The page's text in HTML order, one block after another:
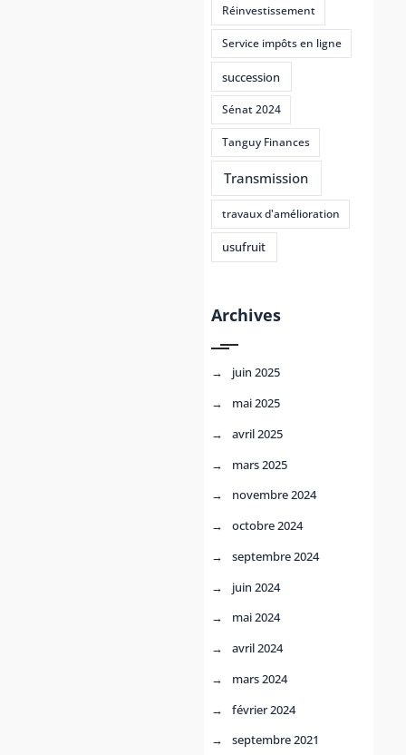
Réinvestissement
Service impôts en ligne
succession
Sénat 2024
Tanguy Finances
Transmission
travaux d'amélioration
usufruit
Archives
juin 2025
mai 2025
avril 2025
mars 2025
novembre 2024
octobre 2024
septembre 2024
juin 2024
mai 2024
avril 2024
mars 2024
février 2024
septembre 2021